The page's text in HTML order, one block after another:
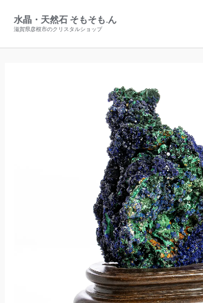
水晶・天然石 そもそも.ん
滋賀県彦根市のクリスタルショップ